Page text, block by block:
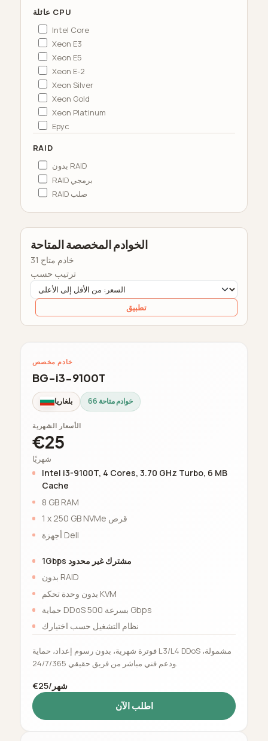
عائلة CPU
Intel Core
Xeon E3
Xeon E5
Xeon E-2
Xeon Silver
Xeon Gold
Xeon Platinum
Epyc
RAID
بدون RAID
RAID برمجي
RAID صلب
الخوادم المخصصة المتاحة
31 خادم متاح
ترتيب حسب
تطبيق
خادم مخصص
BG-i3-9100T
بلغاريا 66 خوادم متاحة
الأسعار الشهرية
€25
شهريًا
Intel i3-9100T, 4 Cores, 3.70 GHz Turbo, 6 MB
Cache
8 GB RAM
1 x 250 GB NVMe قرص
أجهزة Dell
1Gbps مشترك غير محدود
بدون RAID
بدون وحدة تحكم KVM
حماية DDoS بسرعة 500 Gbps
نظام التشغيل حسب اختيارك
فوترة شهرية، بدون رسوم إعداد، حماية L3/L4 DDoS مشمولة،
ودعم فني مباشر من فريق حقيقي 24/7/365.
€25/شهر
اطلب الآن